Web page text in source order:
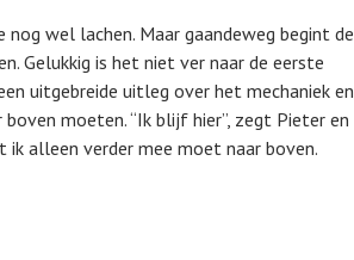
wel lachen. Maar gaandeweg begint de
Gelukkig is het niet ver naar de eerste
uitgebreide uitleg over het mechaniek en
moeten. “Ik blijf hier”, zegt Pieter en
alleen verder mee moet naar boven.